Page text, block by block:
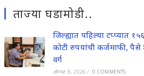
ताज्या घडामोडी..
जिल्ह्यात पहिल्या टप्प्यात
कोटी रुपयांची कर्जमाफी, पैसे
वर्ग
ऑगस्ट 8, 2026 / 0 COMMENTS